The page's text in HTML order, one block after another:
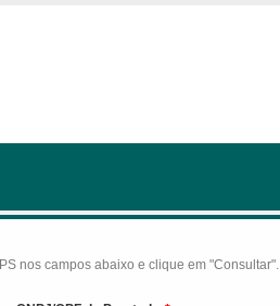
nos campos abaixo e clique em "Consultar".